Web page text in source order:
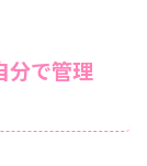
分で管理